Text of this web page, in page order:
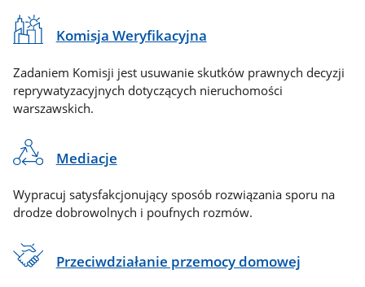
Komisja Weryfikacyjna
Zadaniem Komisji jest usuwanie skutków prawnych decyzji
reprywatyzacyjnych dotyczących nieruchomości
warszawskich.
Mediacje
Wypracuj satysfakcjonujący sposób rozwiązania sporu na
drodze dobrowolnych i poufnych rozmów.
Przeciwdziałanie przemocy domowej